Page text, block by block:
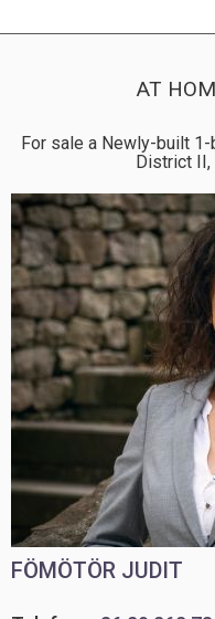
AT
For sale a Newly-built
District II,
FÖMÖTÖR JUDIT